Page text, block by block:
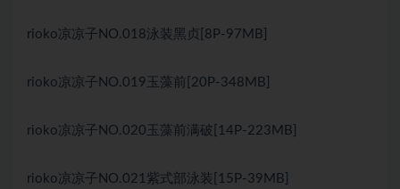
rioko凉凉子NO.018泳装黑贞[8P-97MB]
rioko凉凉子NO.019玉藻前[20P-348MB]
rioko凉凉子NO.020玉藻前满破[14P-223MB]
rioko凉凉子NO.021紫式部泳装[15P-39MB]